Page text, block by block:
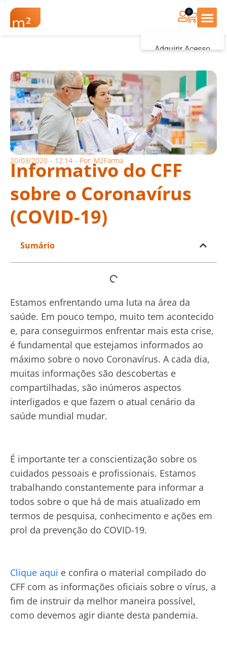
Adquirir Acesso
0
20/03/2020 - 12:14 - Por: M2Farma
Informativo do CFF
sobre o Coronavírus
(COVID-19)
Sumário
Estamos enfrentando uma luta na área da
saúde. Em pouco tempo, muito tem acontecido
e, para conseguirmos enfrentar mais esta crise,
é fundamental que estejamos informados ao
máximo sobre o novo Coronavírus. A cada dia,
muitas informações são descobertas e
compartilhadas, são inúmeros aspectos
interligados e que fazem o atual cenário da
saúde mundial mudar.
É importante ter a conscientização sobre os
cuidados pessoais e profissionais. Estamos
trabalhando constantemente para informar a
todos sobre o que há de mais atualizado em
termos de pesquisa, conhecimento e ações em
prol da prevenção do COVID-19.
Clique aqui e confira o material compilado do
CFF com as informações oficiais sobre o vírus, a
fim de instruir da melhor maneira possível,
como devemos agir diante desta pandemia.